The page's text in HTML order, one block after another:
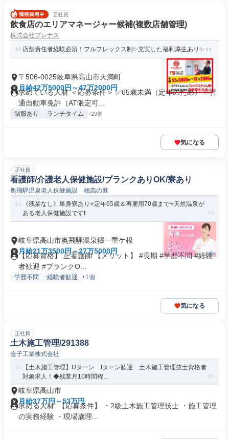
正社員
飲食店のエリアマネージャー候補(複数店舗管理)
株式会社プレナス
店舗責任者経験必須！フルフレックス制✨充実した福利厚生あり✨
〒506-0025岐阜県高山市天満町
月給42万5000円～47万2000円
求めている人材 ＜応募条件＞ ✅65歳未満（定年のため） ✅普
通自動車免許（AT限定可...
制服あり ランチタイム +29個
気になる
正社員
看護師/介護老人保健施設/ブランクありOK/寮あり
奥飛騨温泉老人保健施設 穂高の庭
《残業なし》単身寮あり⭐定年65歳＆再雇用70歳まで⭐天然温泉が
ある老人保健施設です❗️
岐阜県高山市奥飛騨温泉郷一重ケ根
月給21万3500円～27万5000円
【応募資格】 正看護師 【メリット】 #長期 #学歴不問 #経験
者歓迎 #ブランクO...
学歴不問 経験者歓迎 +1個
気になる
正社員
土木施工管理/291388
金子工業株式会社
【土木施工管理】Uターン Iターン歓迎 土木施工管理技士資格者
対象求人！◆残業月10時間程...
岐阜県高山市
月給37万円～53万円
求める人材: 【応募条件】 ・2級土木施工管理技士 ・施工管理
の実務経験 ・現場歳理...